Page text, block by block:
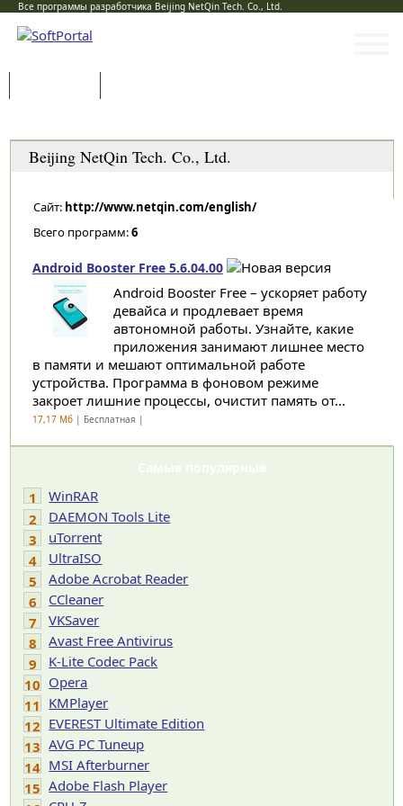
Все программы разработчика Beijing NetQin Tech. Co., Ltd.
Beijing NetQin Tech. Co., Ltd.
Сайт: http://www.netqin.com/english/
Всего программ:6
Android Booster Free 5.6.04.00
Android Booster Free – ускоряет работу
девайса и продлевает время
автономной работы. Узнайте, какие
приложения занимают лишнее место
в памяти и мешают оптимальной работе
устройства. Программа в фоновом режиме
закроет лишние процессы, очистит память от...
17,17 Мб| Бесплатная |
Самые популярные
1
WinRAR
2
DAEMON Tools Lite
3
uTorrent
4
UltraISO
5
Adobe Acrobat Reader
6
CCleaner
7
VKSaver
8
Avast Free Antivirus
9
K-Lite Codec Pack
10 Opera
11 KMPlayer
12 EVEREST Ultimate Edition
13 AVG PC Tuneup
14 MSI Afterburner
15 Adobe Flash Player